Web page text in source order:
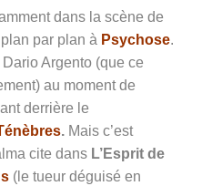
dans la scène de
par plan à Psychose.
Argento (que ce
au moment de
derrière le
. Mais c’est
cite dans L’Esprit de
(le tueur déguisé en